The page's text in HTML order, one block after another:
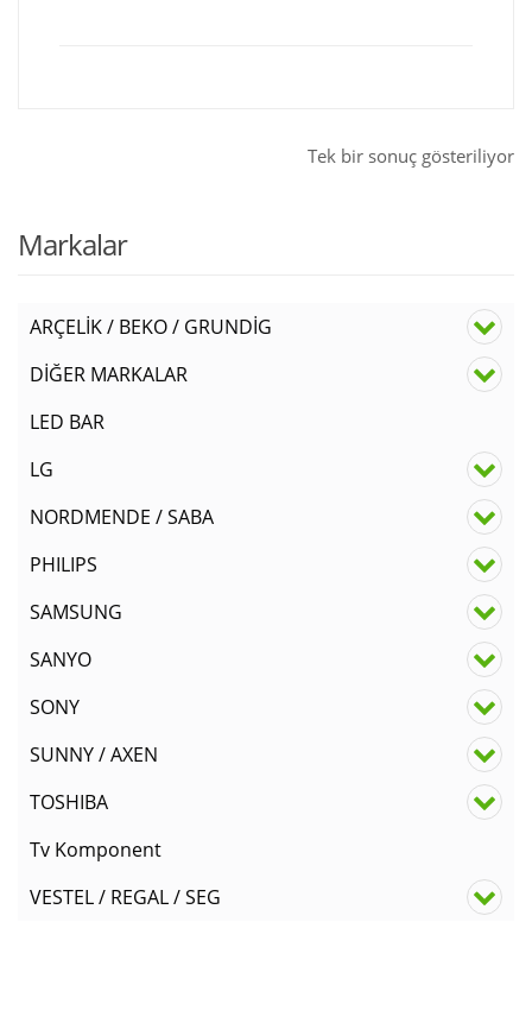
Tek bir sonuç gösteriliyor
Markalar
ARÇELİK / BEKO / GRUNDİG
DİĞER MARKALAR
LED BAR
LG
NORDMENDE / SABA
PHILIPS
SAMSUNG
SANYO
SONY
SUNNY / AXEN
TOSHIBA
Tv Komponent
VESTEL / REGAL / SEG